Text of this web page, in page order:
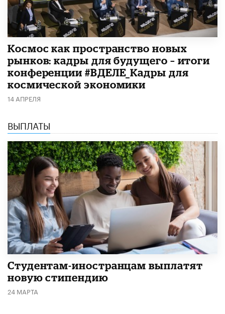
Космос как пространство новых
рынков: кадры для будущего – итоги
конференции #ВДЕЛЕ_Кадры для
космической экономики
14 АПРЕЛЯ
ВЫПЛАТЫ
Студентам-иностранцам выплатят
новую стипендию
24 МАРТА